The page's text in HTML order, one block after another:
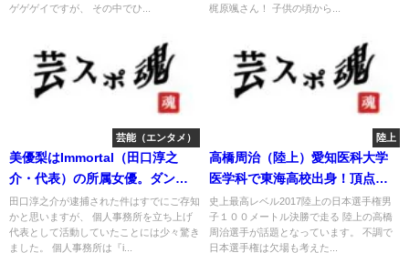
ゲゲゲイですが、 その中でひ...
梶原颯さん！ 子供の頃から...
芸能（エンタメ）
美優梨はImmortal（田口淳之
介・代表）の所属女優。ダンス
経歴は？
田口淳之介が逮捕された件はすでにご存知
かと思いますが、 個人事務所を立ち上げ
代表として活動していたことには少々驚き
ました。 個人事務所は『i...
陸上
高橋周治（陸上）愛知医科大学
医学科で東海高校出身！頂点を
目指す
史上最高レベル2017陸上の日本選手権男
子１００メートル決勝で走る 陸上の高橋
周治選手が話題となっています。 不調で
日本選手権は欠場も考えた...